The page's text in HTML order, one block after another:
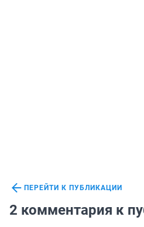
ПЕРЕЙТИ К ПУБЛИКАЦИИ
2 комментария к